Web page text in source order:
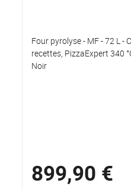
Four pyrolyse - MF - 72 L -
recettes, PizzaExpert 340
Noir
899,90 €